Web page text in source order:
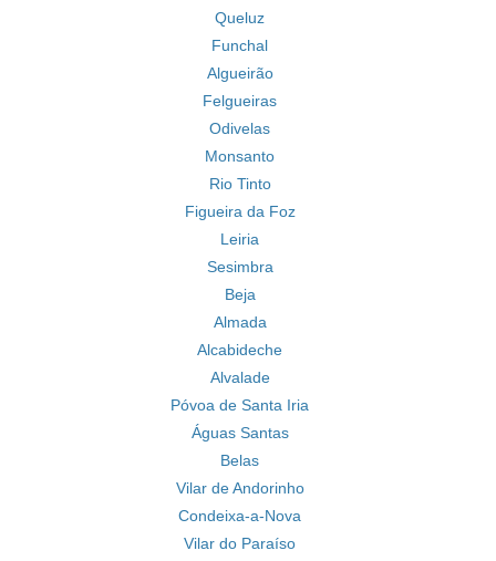
Queluz
Funchal
Algueirão
Felgueiras
Odivelas
Monsanto
Rio Tinto
Figueira da Foz
Leiria
Sesimbra
Beja
Almada
Alcabideche
Alvalade
Póvoa de Santa Iria
Águas Santas
Belas
Vilar de Andorinho
Condeixa-a-Nova
Vilar do Paraíso